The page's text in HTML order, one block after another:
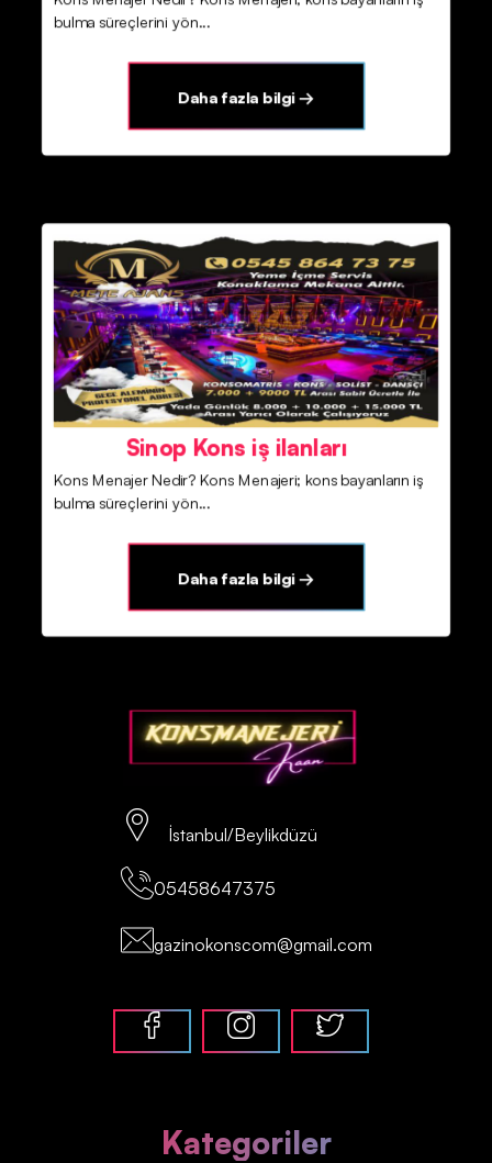
bulma süreçlerini yön...
Daha fazla bilgi →
Sinop Kons iş ilanları
Kons Menajer Nedir? Kons Menajeri; kons bayanların iş
bulma süreçlerini yön...
Daha fazla bilgi →
İstanbul/Beylikdüzü
05458647375
gazinokonscom@gmail.com
Kategoriler